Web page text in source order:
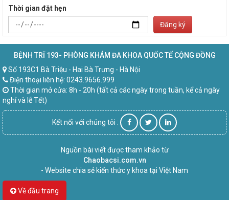
Thời gian đặt hẹn
Đăng ký
BỆNH TRĨ 193- PHÒNG KHÁM ĐA KHOA QUỐC TẾ CỘNG ĐỒNG
Số 193C1 Bà Triệu - Hai Bà Trưng - Hà Nội
Điện thoại liên hệ: 0243.9656.999
Thời gian mở cửa: 8h - 20h (tất cả các ngày trong tuần, kể cả ngày
nghỉ và lễ Tết)
Kết nối với chúng tôi :
Nguồn bài viết được tham khảo từ
Chaobacsi.com.vn
- Website chia sẻ kiến thức y khoa tại Việt Nam
Về đầu trang